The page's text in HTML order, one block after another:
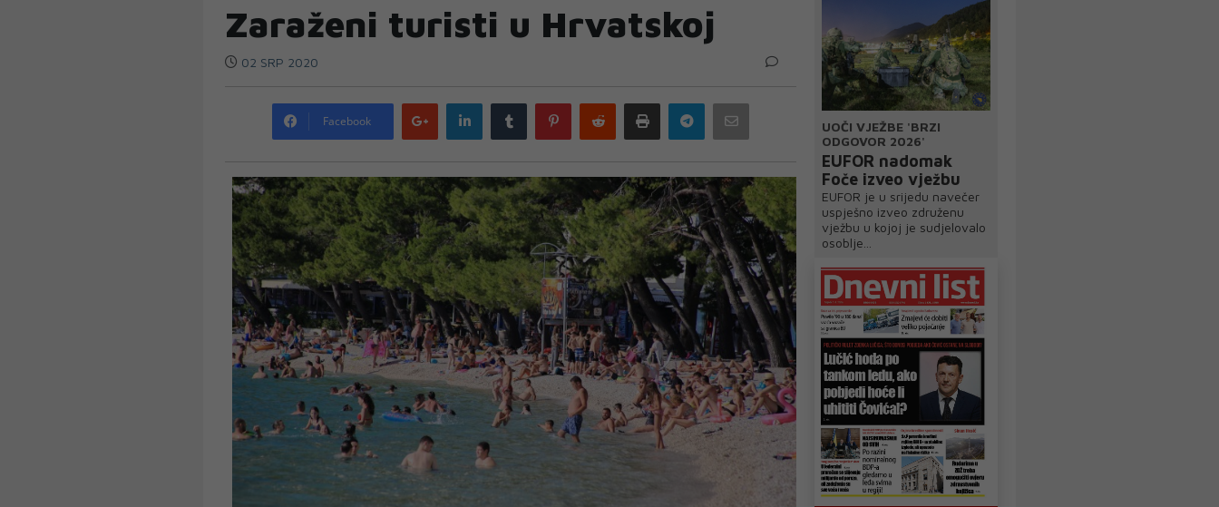
Zaraženi turisti u Hrvatskoj
02 SRP 2020
Facebook
Google
plus
LinkedIn Tumblr PinterestReddit Print Telegram
UOČI VJEŽBE 'BRZI
ODGOVOR 2026'
EUFOR nadomak
Foče izveo vježbu
EUFOR je u srijedu navečer
uspješno izveo združenu
vježbu u kojoj je sudjelovalo
osoblje...